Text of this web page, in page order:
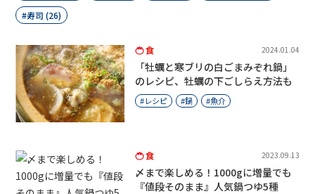
寿司 (26)
食 2024.01.04
「牡蠣と寒ブリの白ごまみぞれ鍋」
のレシピ、牡蠣の下ごしらえ方法も
レシピ 鍋 魚介
食 2023.09.13
〆まで楽しめる！1000gに増量でも
『値段そのまま』人気鍋つゆ5種